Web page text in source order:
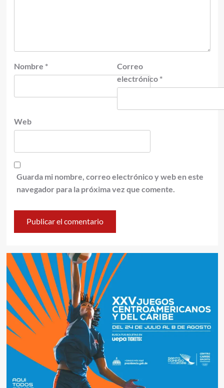
Nombre *
Correo
electrónico *
Web
Guarda mi nombre, correo electrónico y web en este
navegador para la próxima vez que comente.